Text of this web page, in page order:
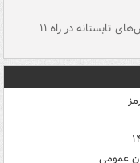
موج بارش‌های تابستانه در راه ۱۱